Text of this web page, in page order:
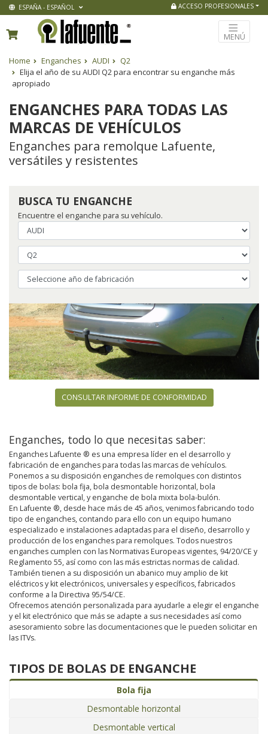
ESPAÑA - ESPAÑOL ACCESO PROFESIONALES
MENÚ
Home Enganches AUDI
Q2
Elija el año de su AUDI Q2 para encontrar su enganche más
apropiado
ENGANCHES PARA TODAS LAS
MARCAS DE VEHÍCULOS
Enganches para remolque Lafuente,
versátiles y resistentes
BUSCA TU ENGANCHE
Encuentre el enganche para su vehículo.
CONSULTAR INFORME DE CONFORMIDAD
Enganches, todo lo que necesitas saber:
Enganches Lafuente ® es una empresa líder en el desarrollo y
fabricación de enganches para todas las marcas de vehículos.
Ponemos a su disposición enganches de remolques con distintos
tipos de bolas: bola fija, bola desmontable horizontal, bola
desmontable vertical, y enganche de bola mixta bola-bulón.
En Lafuente ®, desde hace más de 45 años, venimos fabricando todo
tipo de enganches, contando para ello con un equipo humano
especializado e instalaciones adaptadas para el diseño, desarrollo y
producción de los enganches para remolques. Todos nuestros
enganches cumplen con las Normativas Europeas vigentes, 94/20/CE y
Reglamento 55, así como con las más estrictas normas de calidad.
También tienen a su disposición un abanico muy amplio de kit
eléctricos y kit electrónicos, universales y específicos, fabricados
conforme a la Directiva 95/54/CE.
Ofrecemos atención personalizada para ayudarle a elegir el enganche
y el kit electrónico que más se adapte a sus necesidades así como
asesoramiento sobre las documentaciones que le pueden solicitar en
las ITVs.
TIPOS DE BOLAS DE ENGANCHE
Bola fija
Desmontable horizontal
Desmontable vertical